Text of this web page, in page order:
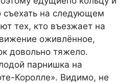
на следующем
тех, кто въезжает на
оживлённое,
довольно тяжело.
парнишка на
Королле». Видимо, не